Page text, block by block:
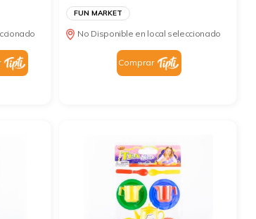
FUN MARKET
No Disponible en local seleccionado
Comprar